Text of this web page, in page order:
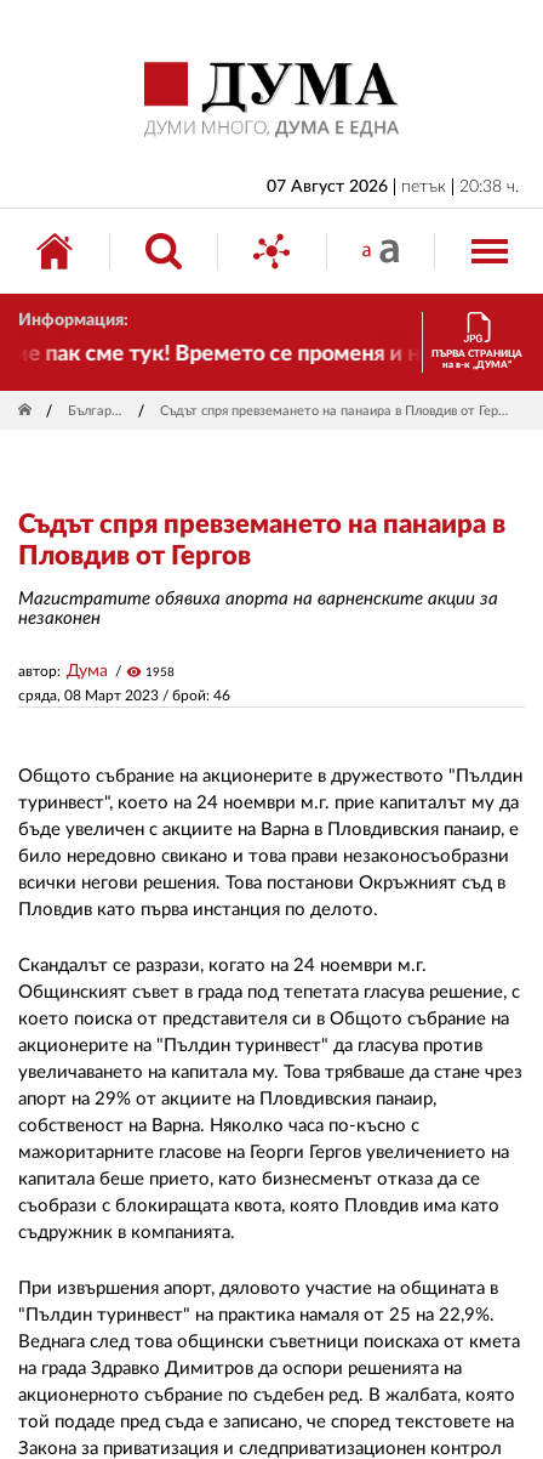
07 Август 2026 петък 20:38 ч.
Информация:
пак сме тук! Времето се променя и налагаПЪРВА СТРАНИЦА
на в-к „ДУМА“
България Съдът спря превземането на панаира в Пловдив от Гергов
Съдът спря превземането на панаира в
Пловдив от Гергов
Магистратите обявиха апорта на варненските акции за
незаконен
сряда, 08 Март 2023 / брой: 46
автор: Дума visibility 1958
Общото събрание на акционерите в дружеството "Пълдин
туринвест", което на 24 ноември м.г. прие капиталът му да
бъде увеличен с акциите на Варна в Пловдивския панаир, е
било нередовно свикано и това прави незаконосъобразни
всички негови решения. Това постанови Окръжният съд в
Пловдив като първа инстанция по делото.
Скандалът се разрази, когато на 24 ноември м.г.
Общинският съвет в града под тепетата гласува решение, с
което поиска от представителя си в Общото събрание на
акционерите на "Пълдин туринвест" да гласува против
увеличаването на капитала му. Това трябваше да стане чрез
апорт на 29% от акциите на Пловдивския панаир,
собственост на Варна. Няколко часа по-късно с
мажоритарните гласове на Георги Гергов увеличението на
капитала беше прието, като бизнесменът отказа да се
съобрази с блокиращата квота, която Пловдив има като
съдружник в компанията.
При извършения апорт, дяловото участие на общината в
"Пълдин туринвест" на практика намаля от 25 на 22,9%.
Веднага след това общински съветници поискаха от кмета
на града Здравко Димитров да оспори решенията на
акционерното събрание по съдебен ред. В жалбата, която
той подаде пред съда е записано, че според текстовете на
Закона за приватизация и следприватизационен контрол
БЪЛГАРИЯ
ИКОНОМИКА
ИЗБОРИ
СВЯТ
ДРУГИ
ЗА НАС
РЕДАКЦИЯ
РЕКЛАМА
АБОНАМЕНТ
УСЛОВИЯ ЗА ПОЛЗВАНЕ
ПОЛИТИКАТА ЗА
ПОВЕРИТЕЛНОСТ
02 975 20 35